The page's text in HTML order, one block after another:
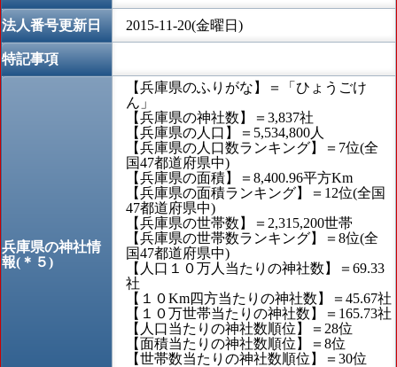
法人番号更新日 2015-11-20(金曜日)
特記事項
兵庫県の神社情
報(＊５)
【兵庫県のふりがな】＝「ひょうごけ
ん」
【兵庫県の神社数】＝3,837社
【兵庫県の人口】＝5,534,800人
【兵庫県の人口数ランキング】＝7位(全
国47都道府県中)
【兵庫県の面積】＝8,400.96平方Km
【兵庫県の面積ランキング】＝12位(全国
47都道府県中)
【兵庫県の世帯数】＝2,315,200世帯
【兵庫県の世帯数ランキング】＝8位(全
国47都道府県中)
【人口１０万人当たりの神社数】＝69.33
社
【１０Km四方当たりの神社数】＝45.67社
【１０万世帯当たりの神社数】＝165.73社
【人口当たりの神社数順位】＝28位
【面積当たりの神社数順位】＝8位
【世帯数当たりの神社数順位】＝30位